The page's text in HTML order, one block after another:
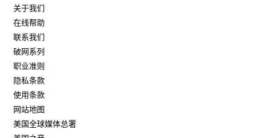
关于我们
在线帮助
联系我们
破网系列
职业准则
隐私条款
使用条款
网站地图
美国全球媒体总署